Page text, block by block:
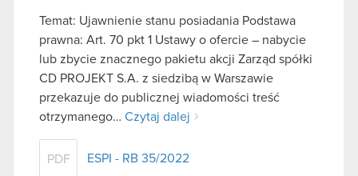
Temat: Ujawnienie stanu posiadania Podstawa
prawna: Art. 70 pkt 1 Ustawy o ofercie – nabycie
lub zbycie znacznego pakietu akcji Zarząd spółki
CD PROJEKT S.A. z siedzibą w Warszawie
przekazuje do publicznej wiadomości treść
otrzymanego… Czytaj dalej
PDF ESPI - RB 35/2022